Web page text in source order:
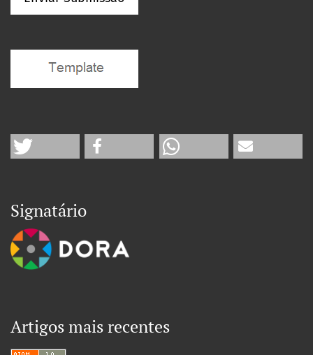
Signatário
Artigos mais recentes